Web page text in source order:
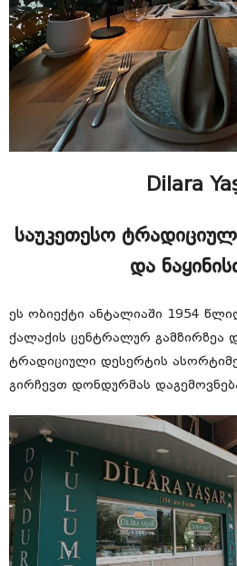
Dilara
საუკეთესო
და
ეს ობიექტი ანტალიაში 1954
ქალაქის ცენტრალურ გამზირზეა
ტრადიციული დესერტის
გირჩევთ დონდურმას